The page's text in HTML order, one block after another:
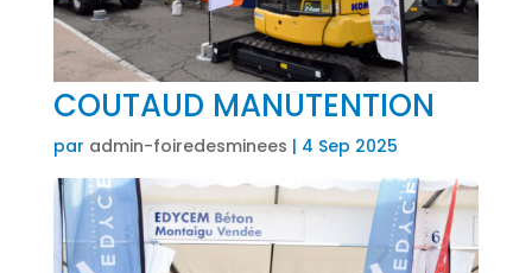
COUTAUD MANUTENTION
par admin-foiredesminees | 4 Sep 2025